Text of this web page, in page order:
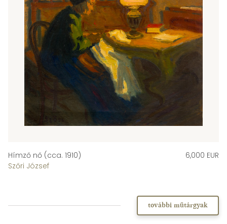
Hímző nő (cca. 1910)
Szőri József
6,000 EUR
további műtárgyak